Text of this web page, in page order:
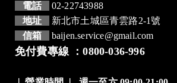
電話
02-22743988
地址
新北市土城區青雲路2-1號
信箱
baijen.service@gmail.com
免付費專線 ：0800-036-996